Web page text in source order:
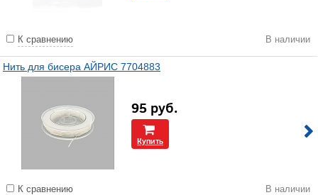
К сравнению В наличии
Нить для бисера АЙРИС 7704883
95 руб.
Купить
К сравнению В наличии